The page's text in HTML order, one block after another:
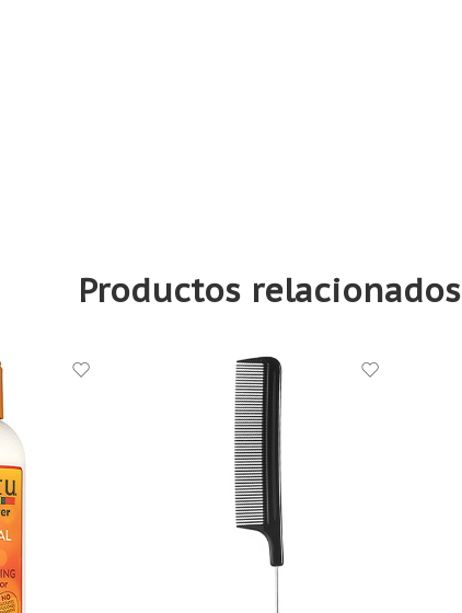
Productos relacionados